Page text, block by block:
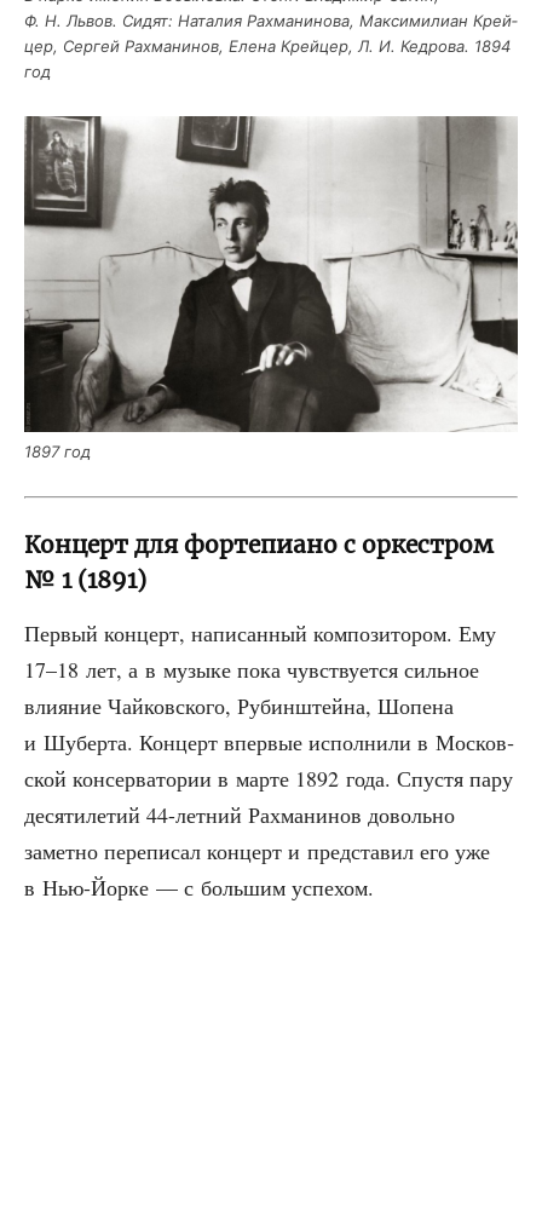
Ф. Н. Львов. Сидят: Ната­лия Рах­ма­ни­но­ва, Мак­си­ми­ли­ан Крей­
цер, Сер­гей Рах­ма­ни­нов, Еле­на Крей­цер, Л. И. Кед­ро­ва. 1894
год
1897 год
Концерт для фортепиано с оркестром
№ 1 (1891)
Пер­вый кон­церт, напи­сан­ный ком­по­зи­то­ром. Ему
17–18 лет, а в музы­ке пока чув­ству­ет­ся силь­ное
вли­я­ние Чай­ков­ско­го, Рубин­штей­на, Шопе­на
и Шубер­та. Кон­церт впер­вые испол­ни­ли в Мос­ков­
ской кон­сер­ва­то­рии в мар­те 1892 года. Спу­стя пару
деся­ти­ле­тий 44-лет­ний Рах­ма­ни­нов доволь­но
замет­но пере­пи­сал кон­церт и пред­ста­вил его уже
в Нью-Йор­ке — с боль­шим успехом.